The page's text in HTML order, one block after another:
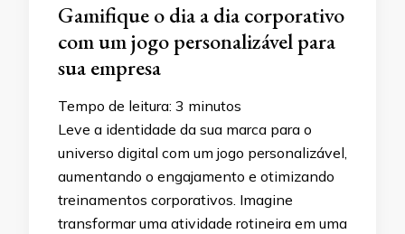
Gamifique o dia a dia corporativo
com um jogo personalizável para
sua empresa
Tempo de leitura: 3 minutos
Leve a identidade da sua marca para o
universo digital com um jogo personalizável,
aumentando o engajamento e otimizando
treinamentos corporativos. Imagine
transformar uma atividade rotineira em uma